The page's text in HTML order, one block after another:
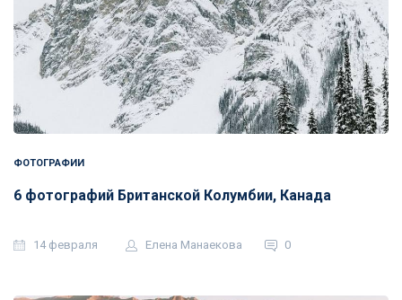
ФОТОГРАФИИ
6 фотографий Британской Колумбии, Канада
14 февраля Елена Манаекова 0